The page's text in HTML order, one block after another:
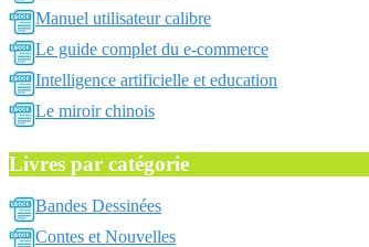
Manuel utilisateur calibre
Le guide complet du e-commerce
Intelligence artificielle et education
Le miroir chinois
Livres par catégorie
Bandes Dessinées
Contes et Nouvelles